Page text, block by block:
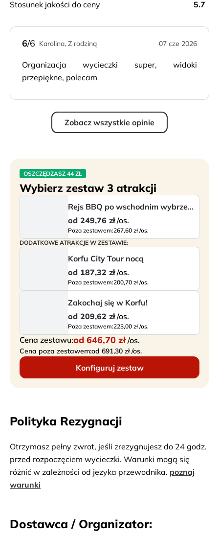
stosunek jakości do ceny 5.7
6/6 Karolina, Z rodziną 07 cze 2026
Organizacja wycieczki super, widoki
przepiękne, polecam
Zobacz wszystkie opinie
OSZCZĘDZASZ 44 ZŁ
Wybierz zestaw 3 atrakcji
Rejs BBQ po wschodnim wybrzeżu (w j. polskim)
od 249,76 zł /os.
Poza zestawem:267,60 zł /os.
DODATKOWE ATRAKCJE W ZESTAWIE:
Korfu City Tour nocą
od 187,32 zł /os.
Poza zestawem:200,70 zł /os.
Zakochaj się w Korfu!
od 209,62 zł /os.
Poza zestawem:223,00 zł /os.
Cena zestawu:od 646,70 zł /os.
Cena poza zestawem:od 691,30 zł /os.
Konfiguruj zestaw
Polityka Rezygnacji
Otrzymasz pełny zwrot, jeśli zrezygnujesz do 24 godz.
przed rozpoczęciem wycieczki. Warunki mogą się
różnić w zależności od języka przewodnika. poznaj
warunki
Dostawca / Organizator: